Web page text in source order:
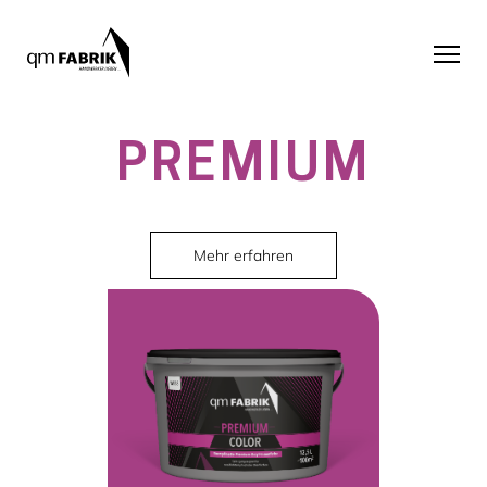
PREMIUM
Mehr erfahren